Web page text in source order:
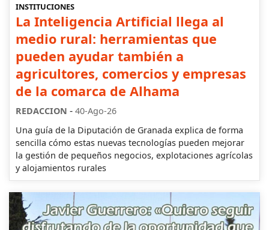
INSTITUCIONES
La Inteligencia Artificial llega al
medio rural: herramientas que
pueden ayudar también a
agricultores, comercios y empresas
de la comarca de Alhama
REDACCION - 40-Ago-26
Una guía de la Diputación de Granada explica de forma
sencilla cómo estas nuevas tecnologías pueden mejorar
la gestión de pequeños negocios, explotaciones agrícolas
y alojamientos rurales